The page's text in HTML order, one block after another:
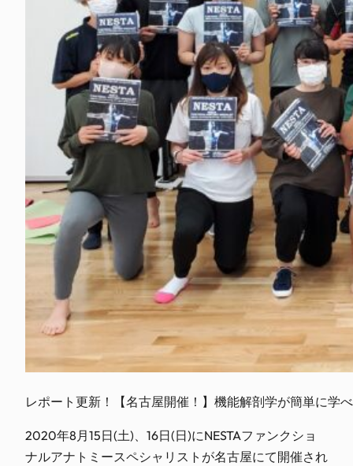
レポート更新！【名古屋開催！】機能解剖学が簡単に学
2020年8月15日(土)、16日(日)にNESTAファンクショ
ナルアナトミースペシャリストが名古屋にて開催され